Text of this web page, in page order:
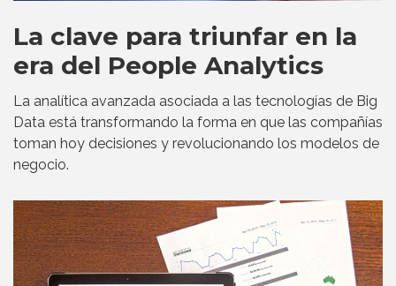
La clave para triunfar en la
era del People Analytics
La analítica avanzada asociada a las tecnologías de Big
Data está transformando la forma en que las compañías
toman hoy decisiones y revolucionando los modelos de
negocio.